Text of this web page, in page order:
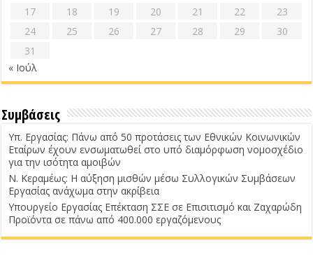
17
18 19 20 21 22
23
24
25 26 27 28 29
30
31
« Ιούλ
Συμβάσεις
Υπ. Εργασίας: Πάνω από 50 προτάσεις των Εθνικών Κοινωνικών
Εταίρων έχουν ενσωματωθεί στο υπό διαμόρφωση νομοσχέδιο
για την ισότητα αμοιβών
Ν. Κεραμέως: Η αύξηση μισθών μέσω Συλλογικών Συμβάσεων
Εργασίας ανάχωμα στην ακρίβεια
Υπουργείο Εργασίας Επέκταση ΣΣΕ σε Επισιτισμό και Ζαχαρώδη
Προϊόντα σε πάνω από 400.000 εργαζόμενους